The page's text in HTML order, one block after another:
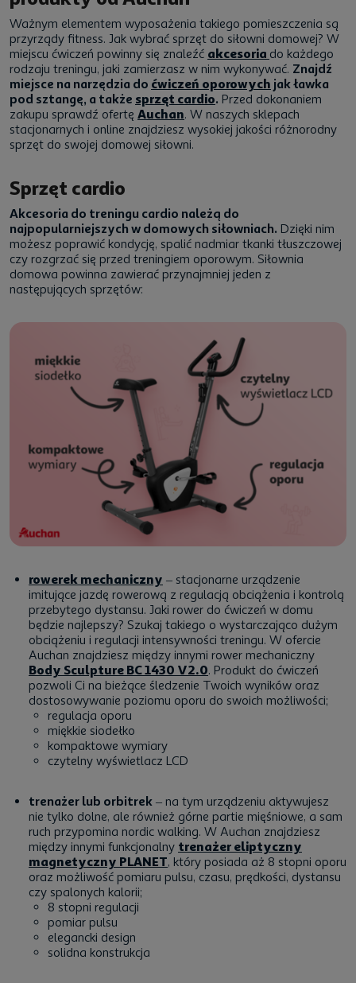
Ważnym elementem wyposażenia takiego pomieszczenia są
przyrządy fitness. Jak wybrać sprzęt do siłowni domowej? W
miejscu ćwiczeń powinny się znaleźć akcesoria do każdego
rodzaju treningu, jaki zamierzasz w nim wykonywać. Znajdź
miejsce na narzędzia do ćwiczeń oporowych jak ławka
pod sztangę, a także sprzęt cardio. Przed dokonaniem
zakupu sprawdź ofertę Auchan. W naszych sklepach
stacjonarnych i online znajdziesz wysokiej jakości różnorodny
sprzęt do swojej domowej siłowni.
Sprzęt cardio
Akcesoria do treningu cardio należą do
najpopularniejszych w domowych siłowniach. Dzięki nim
możesz poprawić kondycję, spalić nadmiar tkanki tłuszczowej
czy rozgrzać się przed treningiem oporowym. Siłownia
domowa powinna zawierać przynajmniej jeden z
następujących sprzętów:
rowerek mechaniczny – stacjonarne urządzenie
imitujące jazdę rowerową z regulacją obciążenia i kontrolą
przebytego dystansu. Jaki rower do ćwiczeń w domu
będzie najlepszy? Szukaj takiego o wystarczająco dużym
obciążeniu i regulacji intensywności treningu. W ofercie
Auchan znajdziesz między innymi rower mechaniczny
Body Sculpture BC 1430 V2.0. Produkt do ćwiczeń
pozwoli Ci na bieżące śledzenie Twoich wyników oraz
dostosowywanie poziomu oporu do swoich możliwości;
regulacja oporu
miękkie siodełko
kompaktowe wymiary
czytelny wyświetlacz LCD
trenażer lub orbitrek – na tym urządzeniu aktywujesz
nie tylko dolne, ale również górne partie mięśniowe, a sam
ruch przypomina nordic walking. W Auchan znajdziesz
między innymi funkcjonalny trenażer eliptyczny
magnetyczny PLANET, który posiada aż 8 stopni oporu
oraz możliwość pomiaru pulsu, czasu, prędkości, dystansu
czy spalonych kalorii;
8 stopni regulacji
pomiar pulsu
elegancki design
solidna konstrukcja